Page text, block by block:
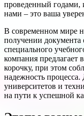
проведенный годами,
нами – это ваша
В современном мире
получении
специального
компания предлагает
корочку, при этом
надежность
университетов и
на пути к успешной